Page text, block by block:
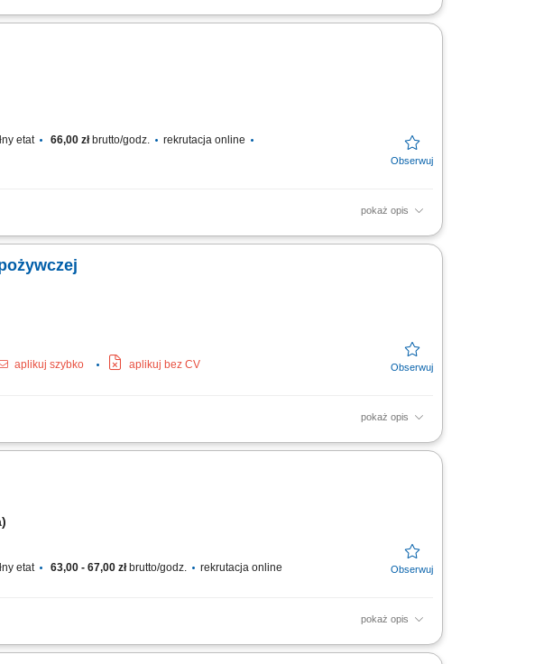
rozwija się, zdobywa większą wiedzę i przechodzi na bezpośredni
etat 66,00 złbrutto/godz.
rekrutacja online
pokaż opis
Pakowanie gotowych potraw oraz przekąsek do pojemników;
aplikuj szybko aplikuj bez CV
pokaż opis
działania maszyn produkcyjnych; Weryfikacja standardów
etat 63,00 - 67,00 złbrutto/godz. rekrutacja online
pokaż opis
takich jak orzechy, nasiona i suszone owoce. Przedsiębiorstwo